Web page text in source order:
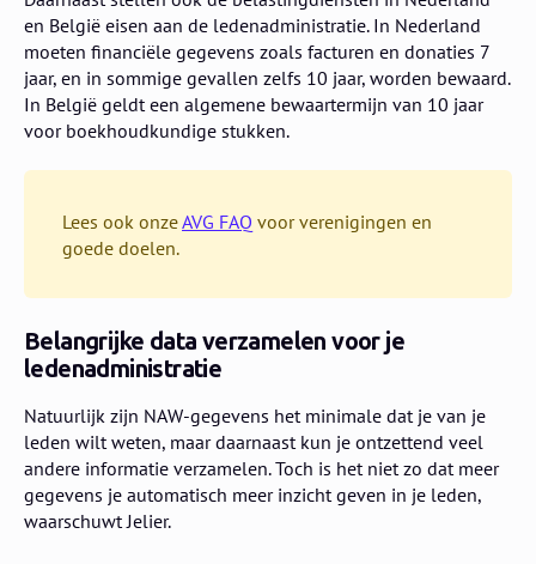
en België eisen aan de ledenadministratie. In Nederland
moeten financiële gegevens zoals facturen en donaties 7
jaar, en in sommige gevallen zelfs 10 jaar, worden bewaard.
In België geldt een algemene bewaartermijn van 10 jaar
voor boekhoudkundige stukken.
Lees ook onzeAVG FAQ voor verenigingen en
goede doelen.
Belangrijke data verzamelen voor je
ledenadministratie
Natuurlijk zijn NAW-gegevens het minimale dat je van je
leden wilt weten, maar daarnaast kun je ontzettend veel
andere informatie verzamelen. Toch is het niet zo dat meer
gegevens je automatisch meer inzicht geven in je leden,
waarschuwt Jelier.